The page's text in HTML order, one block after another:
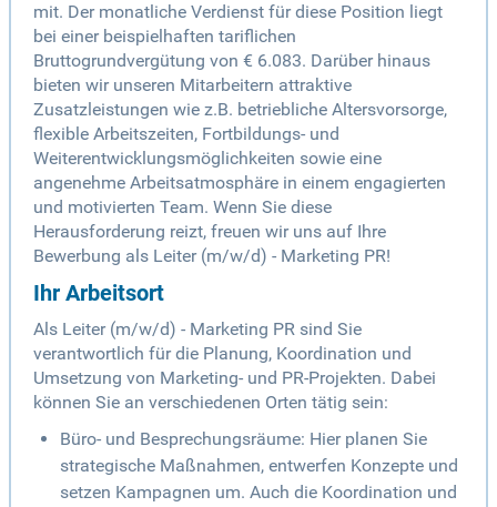
mit. Der monatliche Verdienst für diese Position liegt
bei einer beispielhaften tariflichen
Bruttogrundvergütung von € 6.083. Darüber hinaus
bieten wir unseren Mitarbeitern attraktive
Zusatzleistungen wie z.B. betriebliche Altersvorsorge,
flexible Arbeitszeiten, Fortbildungs- und
Weiterentwicklungsmöglichkeiten sowie eine
angenehme Arbeitsatmosphäre in einem engagierten
und motivierten Team. Wenn Sie diese
Herausforderung reizt, freuen wir uns auf Ihre
Bewerbung als Leiter (m/w/d) - Marketing PR!
Ihr Arbeitsort
Als Leiter (m/w/d) - Marketing PR sind Sie
verantwortlich für die Planung, Koordination und
Umsetzung von Marketing- und PR-Projekten. Dabei
können Sie an verschiedenen Orten tätig sein:
Büro- und Besprechungsräume: Hier planen Sie
strategische Maßnahmen, entwerfen Konzepte und
setzen Kampagnen um. Auch die Koordination und